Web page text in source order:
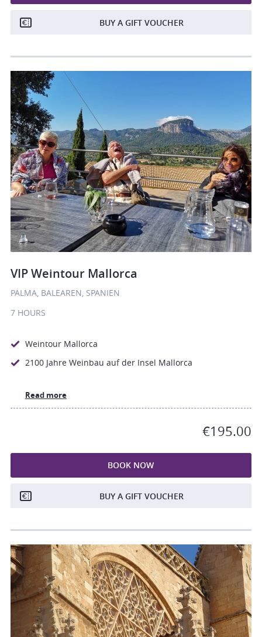
BUY A GIFT VOUCHER
VIP Weintour Mallorca
PALMA, BALEAREN, SPANIEN
7 HOURS
Weintour Mallorca
2100 Jahre Weinbau auf der Insel Mallorca
Read more
€195.00
BOOK NOW
BUY A GIFT VOUCHER